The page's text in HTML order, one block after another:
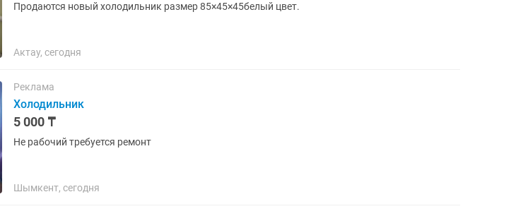
Продаются новый холодильник размер 85×45×45белый цвет.
Актау, сегодня
Реклама
Холодильник
5 000 ₸
Не рабочий требуется ремонт
Шымкент, сегодня